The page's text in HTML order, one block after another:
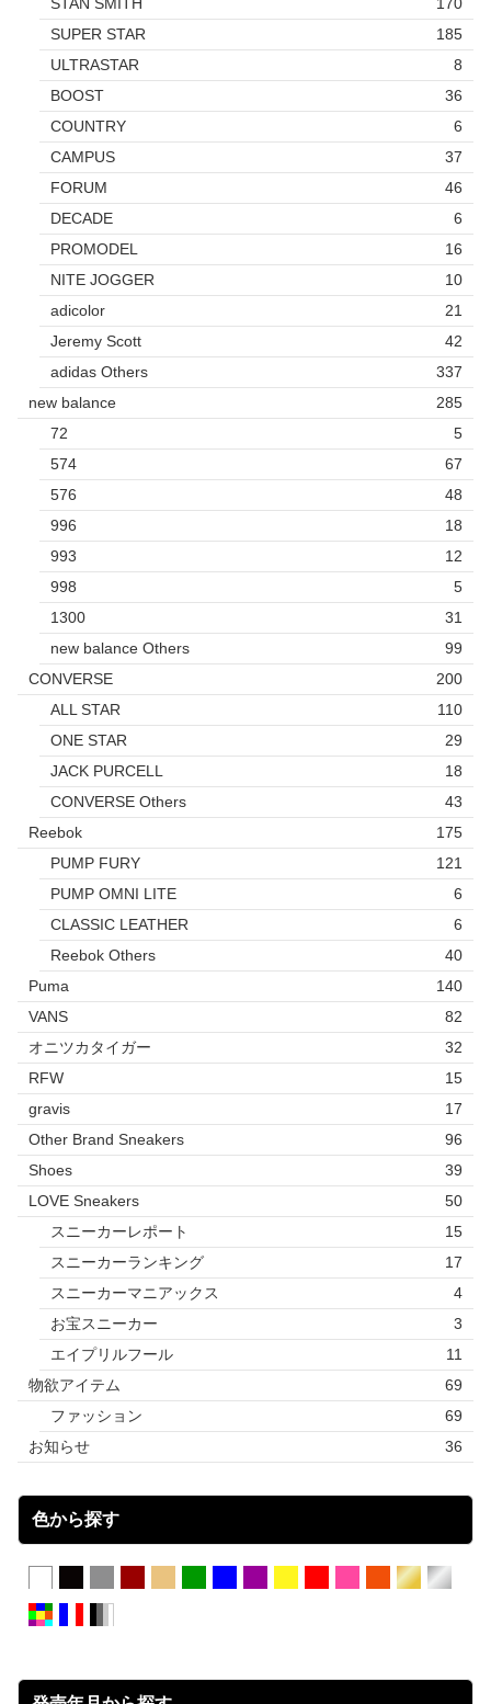
STAN SMITH
170
SUPER STAR
185
ULTRASTAR
8
BOOST
36
COUNTRY
6
CAMPUS
37
FORUM
46
DECADE
6
PROMODEL
16
NITE JOGGER
10
adicolor
21
Jeremy Scott
42
adidas Others
337
new balance
285
72
5
574
67
576
48
996
18
993
12
998
5
1300
31
new balance Others
99
CONVERSE
200
ALL STAR
110
ONE STAR
29
JACK PURCELL
18
CONVERSE Others
43
Reebok
175
PUMP FURY
121
PUMP OMNI LITE
6
CLASSIC LEATHER
6
Reebok Others
40
Puma
140
VANS
82
オニツカタイガー
32
RFW
15
gravis
17
Other Brand Sneakers
96
Shoes
39
LOVE Sneakers
50
スニーカーレポート
15
スニーカーランキング
17
スニーカーマニアックス
4
お宝スニーカー
3
エイプリルフール
11
物欲アイテム
69
ファッション
69
お知らせ
36
色から探す